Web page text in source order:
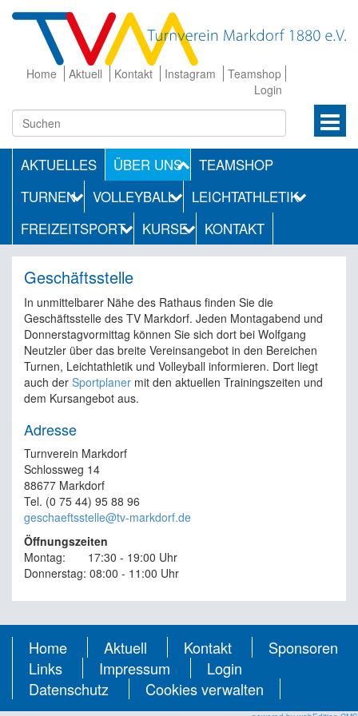
Home Aktuell Kontakt Instagram
Teamshop
Login
AKTUELLES ÜBER UNS
TEAMSHOP
TURNEN
VOLLEYBALL
LEICHTATHLETIK
FREIZEITSPORT
KURSE KONTAKT
Geschäftsstelle
In unmittelbarer Nähe des Rathaus finden Sie die
Geschäftsstelle des TV Markdorf. Jeden Montagabend und
Donnerstagvormittag können Sie sich dort bei Wolfgang
Neutzler über das breite Vereinsangebot in den Bereichen
Turnen, Leichtathletik und Volleyball informieren. Dort liegt
auch der Sportplaner mit den aktuellen Trainingszeiten und
dem Kursangebot aus.
Adresse
Turnverein Markdorf
Schlossweg 14
88677 Markdorf
Tel. (0 75 44) 95 88 96
geschaeftsstelle@tv-markdorf.de
Öffnungszeiten
Montag: 17:30 - 19:00 Uhr
Donnerstag: 08:00 - 11:00 Uhr
Home Aktuell Kontakt
Sponsoren
Links
Impressum
Login
Datenschutz
Cookies verwalten